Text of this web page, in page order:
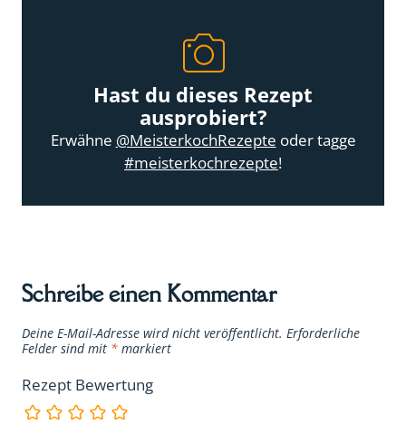
Hast du dieses Rezept
ausprobiert?
Erwähne @MeisterkochRezepte oder tagge
#meisterkochrezepte!
Schreibe einen Kommentar
Deine E-Mail-Adresse wird nicht veröffentlicht. Erforderliche
Felder sind mit * markiert
Rezept Bewertung